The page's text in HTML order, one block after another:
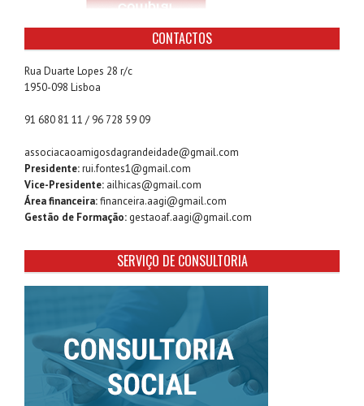
CONTACTOS
Rua Duarte Lopes 28 r/c
1950-098 Lisboa
91 680 81 11 / 96 728 59 09
associacaoamigosdagrandeidade@gmail.com
Presidente:rui.fontes1@gmail.com
Vice-Presidente: ailhicas@gmail.com
Área financeira:financeira.aagi@gmail.com
Gestão de Formação: gestaoaf.aagi@gmail.com
SERVIÇO DE CONSULTORIA